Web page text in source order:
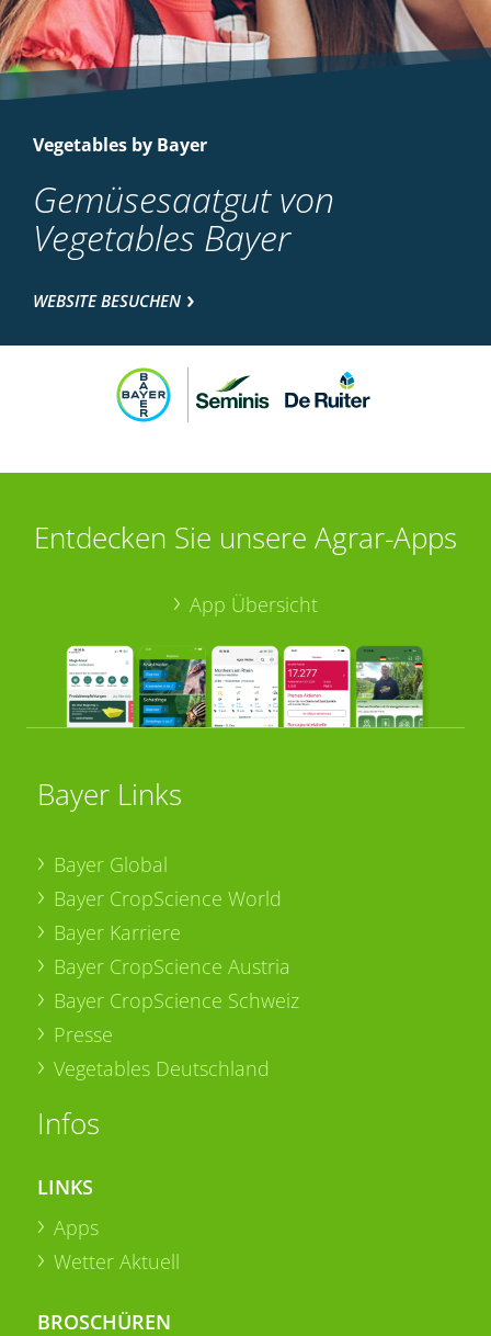
Vegetables by Bayer
Gemüsesaatgut von
Vegetables Bayer
WEBSITE BESUCHEN
Entdecken Sie unsere Agrar-Apps
App Übersicht
Bayer Links
Bayer Global
Bayer CropScience World
Bayer Karriere
Bayer CropScience Austria
Bayer CropScience Schweiz
Presse
Vegetables Deutschland
Infos
LINKS
Apps
Wetter Aktuell
BROSCHÜREN